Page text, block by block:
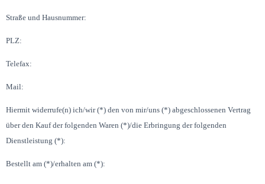
Straße und Hausnummer:
PLZ:
Telefax:
Mail:
Hiermit widerrufe(n) ich/wir (*) den von mir/uns (*) abgeschlossenen Vertrag
über den Kauf der folgenden Waren (*)/die Erbringung der folgenden
Dienstleistung (*):
Bestellt am (*)/erhalten am (*):